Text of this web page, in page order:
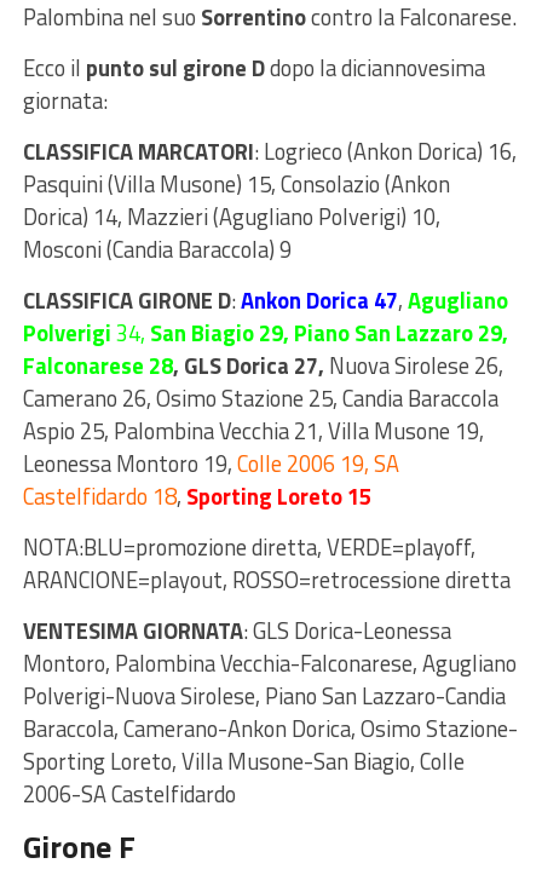
Palombina nel suo Sorrentinocontro la Falconarese.
Ecco il punto sul girone Ddopo la diciannovesima
giornata:
CLASSIFICA MARCATORI: Logrieco (Ankon Dorica) 16,
Pasquini (Villa Musone) 15, Consolazio (Ankon
Dorica) 14, Mazzieri (Agugliano Polverigi) 10,
Mosconi (Candia Baraccola) 9
CLASSIFICA GIRONE D:Ankon Dorica 47,Agugliano
Polverigi34, San Biagio 29, Piano San Lazzaro 29,
Falconarese 28, GLS Dorica 27, Nuova Sirolese 26,
Camerano 26, Osimo Stazione 25, Candia Baraccola
Aspio 25, Palombina Vecchia 21, Villa Musone 19,
Leonessa Montoro 19,Colle 2006 19, SA
Castelfidardo 18, Sporting Loreto 15
NOTA:BLU=promozione diretta, VERDE=playoff,
ARANCIONE=playout, ROSSO=retrocessione diretta
VENTESIMA GIORNATA: GLS Dorica-Leonessa
Montoro, Palombina Vecchia-Falconarese, Agugliano
Polverigi-Nuova Sirolese, Piano San Lazzaro-Candia
Baraccola, Camerano-Ankon Dorica, Osimo Stazione-
Sporting Loreto, Villa Musone-San Biagio, Colle
2006-SA Castelfidardo
Girone F